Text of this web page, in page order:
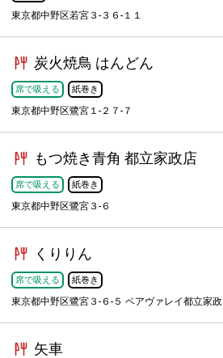
東京都中野区若宮３-３６-１１
炭火焼鳥 はんどん
席で吸える 紙巻き
東京都中野区鷺宮１-２７-７
もつ焼き青角 都立家政店
席で吸える 紙巻き
東京都中野区鷺宮３-６
くりりん
席で吸える 紙巻き
東京都中野区鷺宮３-６-５ ベアヴァレイ都立家政
矢車